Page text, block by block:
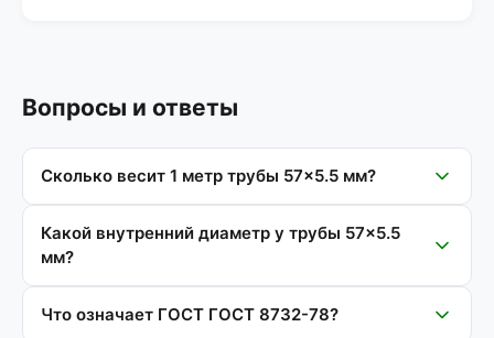
Вопросы и ответы
Сколько весит 1 метр трубы 57×5.5 мм?
Какой внутренний диаметр у трубы 57×5.5
мм?
Что означает ГОСТ ГОСТ 8732-78?